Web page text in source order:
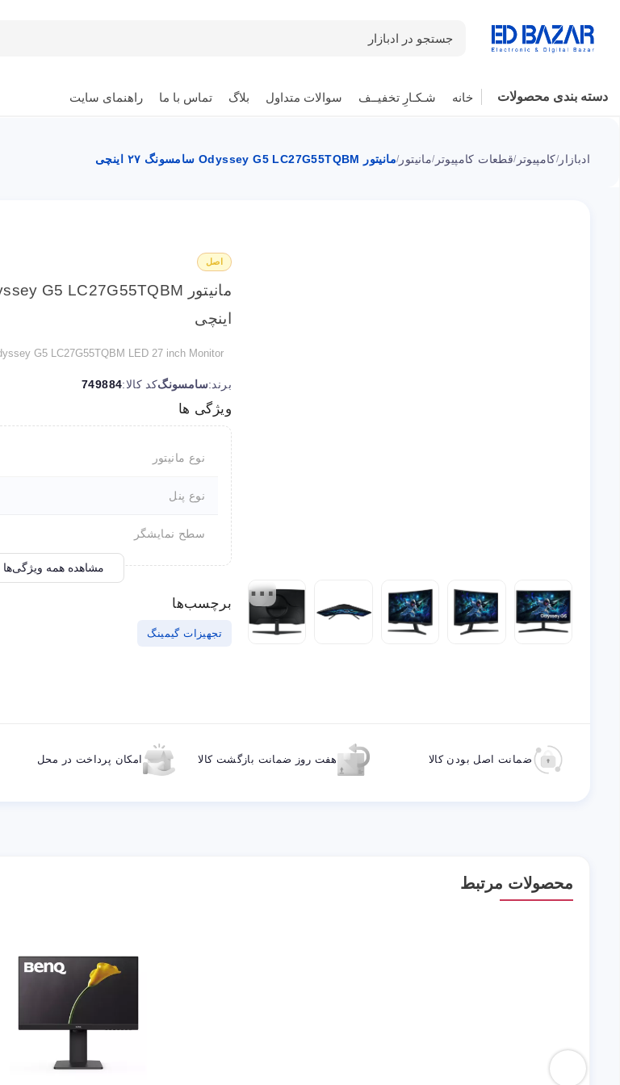
جستجو در ادبازار
دسته بندی محصولات خانه شـکـارِ تخفیــف سوالات متداول بلاگ تماس با ما راهنمای سایت
ادبازار /کامپیوتر /قطعات کامپیوتر /مانیتور /مانیتور Odyssey G5 LC27G55TQBM سامسونگ ۲۷ اینچی
اصل
اینچی
G5 LC27G55TQBM LED 27 inch Monitor
برند:سامسونگکد کالا:749884
ویژگی ها
نوع مانیتور
نوع پنل
سطح نمایشگر
مشاهده همه ویژگی‌ها
برچسب‌ها
تجهیزات گیمینگ
ضمانت اصل بودن کالا هفت روز ضمانت بازگشت کالا امکان پرداخت در محل
محصولات مرتبط